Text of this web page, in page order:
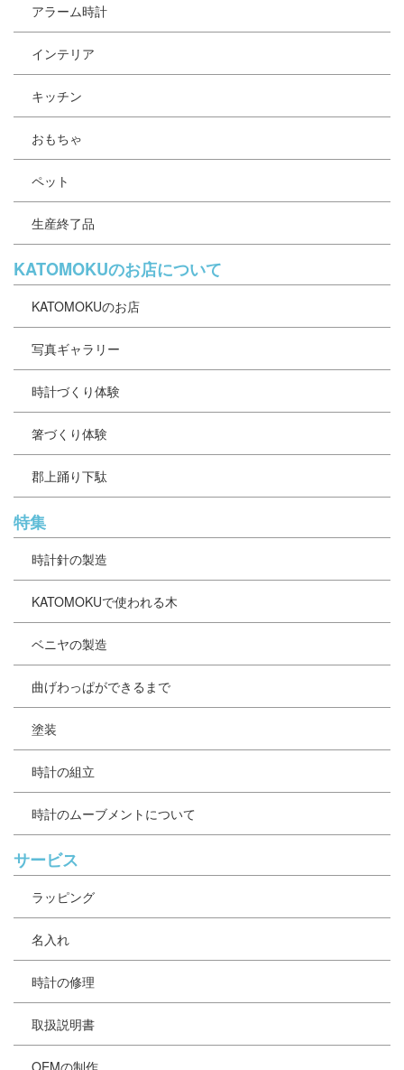
アラーム時計
インテリア
キッチン
おもちゃ
ペット
生産終了品
KATOMOKUのお店について
KATOMOKUのお店
写真ギャラリー
時計づくり体験
箸づくり体験
郡上踊り下駄
特集
時計針の製造
KATOMOKUで使われる木
ベニヤの製造
曲げわっぱができるまで
塗装
時計の組立
時計のムーブメントについて
サービス
ラッピング
名入れ
時計の修理
取扱説明書
OEMの制作